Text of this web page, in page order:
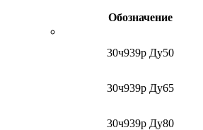
Обозначение
30ч939р Ду50
30ч939р Ду65
30ч939р Ду80